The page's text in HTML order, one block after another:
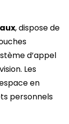
, dispose de
d’appel
Les
en
personnels